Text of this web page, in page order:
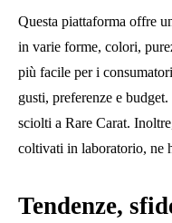
Questa piattaforma offre
in varie forme, colori,
più facile per i
gusti, preferenze e
sciolti a Rare Carat.
coltivati ​​in laboratorio, ne
Tendenze,